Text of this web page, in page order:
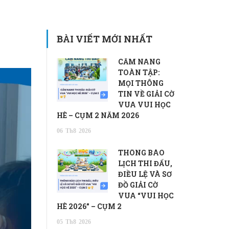
BÀI VIẾT MỚI NHẤT
CẨM NANG
TOÀN TẬP:
MỌI THÔNG
TIN VỀ GIẢI CỜ
VUA VUI HỌC
HÈ – CỤM 2 NĂM 2026
06 Th8 2026
THÔNG BÁO
LỊCH THI ĐẤU,
ĐIỀU LỆ VÀ SƠ
ĐỒ GIẢI CỜ
VUA “VUI HỌC
HÈ 2026” – CỤM 2
05 Th8 2026